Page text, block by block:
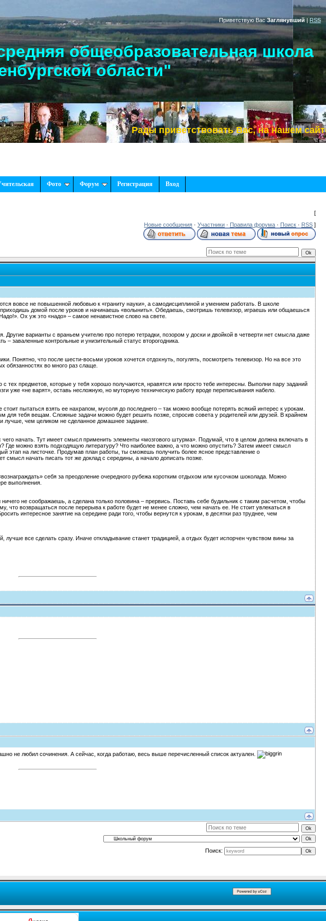
Приветствую Вас Заглянувший | RSS
общеобразовательная школа
области"
Рады приветствовать Вас, на нашем сайте!
Фото Форум Регистрация Вход
[
Новые сообщения · Участники · Правила форума · Поиск · RSS ]
вовсе не повышенной любовью к «граниту науки», а самодисциплиной и умением работать. В школе
домой после уроков и начинаешь «волынить». Обедаешь, смотришь телевизор, играешь или общаешься
Ох уж это «надо» – самое ненавистное слово на свете.
Другие варианты с враньем учителю про потерю тетрадки, позором у доски и двойкой в четверти нет смысла даже
– заваленные контрольные и унизительный статус второгодника.
Понятно, что после шести-восьми уроков хочется отдохнуть, погулять, посмотреть телевизор. Но на все это
обязанностях во много раз слаще.
предметов, которые у тебя хорошо получаются, нравятся или просто тебе интересны. Выполни пару заданий
уже «не варят», оставь несложную, но муторную техническую работу вроде переписывания набело.
пытаться взять ее нахрапом, мусоля до последнего – так можно вообще потерять всякий интерес к урокам.
для тебя вещам. Сложные задачи можно будет решить позже, спросив совета у родителей или друзей. В крайнем
лучше, чем целиком не сделанное домашнее задание.
начать. Тут имеет смысл применить элементы «мозгового штурма». Подумай, что в целом должна включать в
Где можно взять подходящую литературу? Что наиболее важно, а что можно опустить? Затем имеет смысл
этап на листочке. Продумав план работы, ты сможешь получить более ясное представление о
смысл начать писать тот же доклад с середины, а начало дописать позже.
себя за преодоление очередного рубежа коротким отдыхом или кусочком шоколада. Можно
выполнения.
не соображаешь, а сделана только половина – прервись. Поставь себе будильник с таким расчетом, чтобы
что возвращаться после перерыва к работе будет не менее сложно, чем начать ее. Не стоит увлекаться в
интересное занятие на середине ради того, чтобы вернутся к урокам, в десятки раз труднее, чем
лучше все сделать сразу. Иначе откладывание станет традицией, а отдых будет испорчен чувством вины за
не любил сочинения. А сейчас, когда работаю, весь выше перечисленный список актуален.
Поиск: